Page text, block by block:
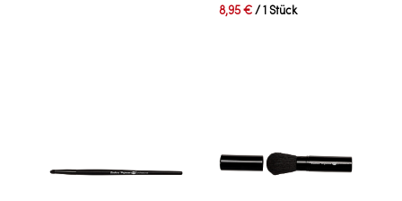
8,95 €/ 1 Stück